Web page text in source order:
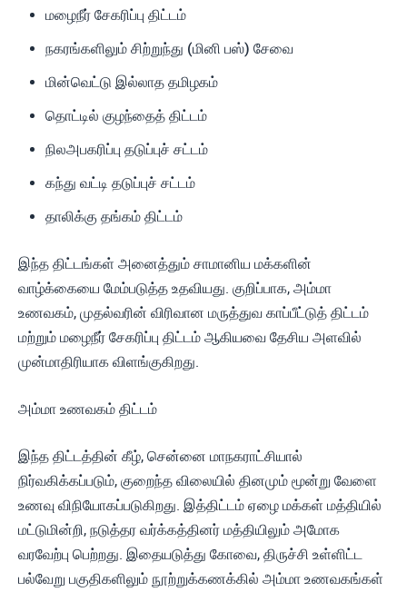
மழைநீர் சேகரிப்பு திட்டம்
நகரங்களிலும் சிற்றுந்து (மினி பஸ்) சேவை
மின்வெட்டு இல்லாத தமிழகம்
தொட்டில் குழந்தைத் திட்டம்
நிலஅபகரிப்பு தடுப்புச் சட்டம்
கந்து வட்டி தடுப்புச் சட்டம்
தாலிக்கு தங்கம் திட்டம்
இந்த திட்டங்கள் அனைத்தும் சாமானிய மக்களின்
வாழ்க்கையை மேம்படுத்த உதவியது. குறிப்பாக, அம்மா
உணவகம், முதல்வரின் விரிவான மருத்துவ காப்பீட்டுத் திட்டம்
மற்றும் மழைநீர் சேகரிப்பு திட்டம் ஆகியவை தேசிய அளவில்
முன்மாதிரியாக விளங்குகிறது.
அம்மா உணவகம் திட்டம்
இந்த திட்டத்தின் கீழ், சென்னை மாநகராட்சியால்
நிர்வகிக்கப்படும், குறைந்த விலையில் தினமும் மூன்று வேளை
உணவு விநியோகப்படுகிறது. இத்திட்டம் ஏழை மக்கள் மத்தியில்
மட்டுமின்றி, நடுத்தர வர்க்கத்தினர் மத்தியிலும் அமோக
வரவேற்பு பெற்றது. இதையடுத்து கோவை, திருச்சி உள்ளிட்ட
பல்வேறு பகுதிகளிலும் நூற்றுக்கணக்கில் அம்மா உணவகங்கள்